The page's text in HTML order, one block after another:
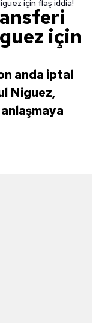
için flaş iddia!
için
anda iptal
Niguez,